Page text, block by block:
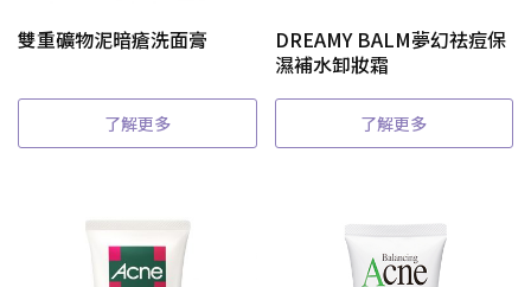
雙重礦物泥暗瘡洗面膏
了解更多
DREAMY BALM夢幻祛痘保
濕補水卸妝霜
了解更多